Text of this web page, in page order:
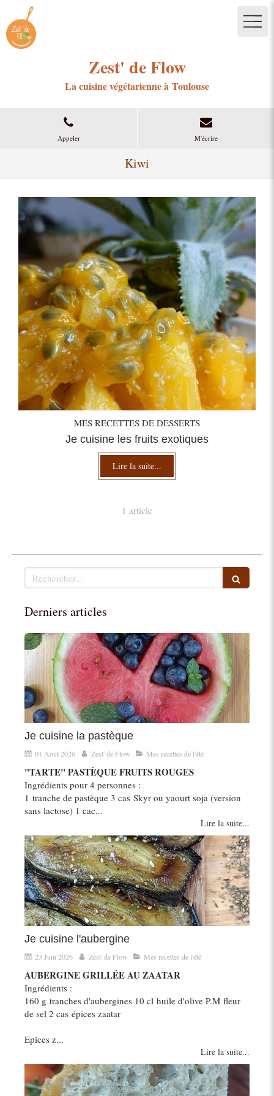
Zest' de Flow
La cuisine végétarienne à Toulouse
Appeler M'écrire
Kiwi
MES RECETTES DE DESSERTS
Je cuisine les fruits exotiques
Lire la suite...
1 article
Rechercher
Derniers articles
Je cuisine la pastèque
01 Août 2026 Zest' de Flow Mes recettes de l'été
"TARTE" PASTÈQUE FRUITS ROUGES
Ingrédients pour 4 personnes :
1 tranche de pastèque 3 cas Skyr ou yaourt soja (version
sans lactose) 1 cac...
Lire la suite...
Je cuisine l'aubergine
23 Juin 2026 Zest' de Flow Mes recettes de l'été
AUBERGINE GRILLÉE AU ZAATAR
Ingrédients :
160 g tranches d'aubergines 10 cl huile d'olive P.M fleur
de sel 2 cas épices zaatar
Epices z...
Lire la suite...